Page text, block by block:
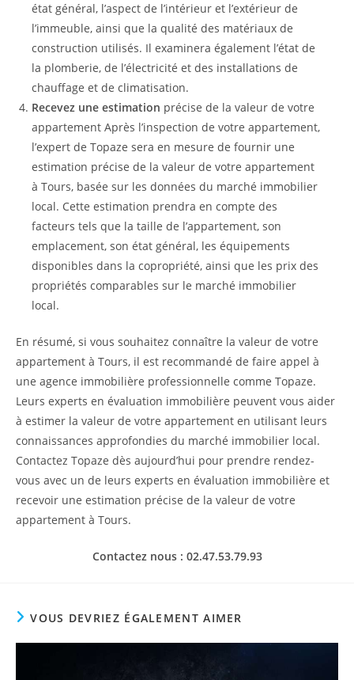
état général, l’aspect de l’intérieur et l’extérieur de
l’immeuble, ainsi que la qualité des matériaux de
construction utilisés. Il examinera également l’état de
la plomberie, de l’électricité et des installations de
chauffage et de climatisation.
Recevez une estimation précise de la valeur de votre
appartement Après l’inspection de votre appartement,
l’expert de Topaze sera en mesure de fournir une
estimation précise de la valeur de votre appartement
à Tours, basée sur les données du marché immobilier
local. Cette estimation prendra en compte des
facteurs tels que la taille de l’appartement, son
emplacement, son état général, les équipements
disponibles dans la copropriété, ainsi que les prix des
propriétés comparables sur le marché immobilier
local.
En résumé, si vous souhaitez connaître la valeur de votre
appartement à Tours, il est recommandé de faire appel à
une agence immobilière professionnelle comme Topaze.
Leurs experts en évaluation immobilière peuvent vous aider
à estimer la valeur de votre appartement en utilisant leurs
connaissances approfondies du marché immobilier local.
Contactez Topaze dès aujourd’hui pour prendre rendez-
vous avec un de leurs experts en évaluation immobilière et
recevoir une estimation précise de la valeur de votre
appartement à Tours.
Contactez nous : 02.47.53.79.93
VOUS DEVRIEZ ÉGALEMENT AIMER